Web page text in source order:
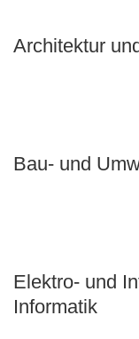
Architektur
Bau- und
Elektro- und
Informatik